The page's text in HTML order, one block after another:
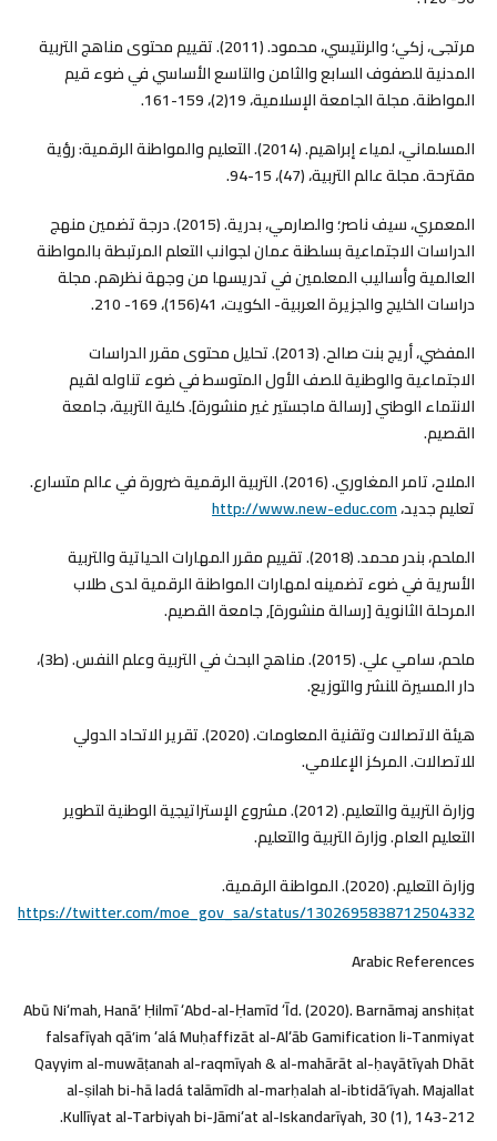
مرتجى، زكي؛ والرنتيسي، محمود. (2011). تقييم محتوى مناهج التربية
المدنية للصفوف السابع والثامن والتاسع الأساسي في ضوء قيم
المواطنة. مجلة الجامعة الإسلامية، 19(2)، 159-161.
المسلماني، لمياء إبراهيم. (2014). التعليم والمواطنة الرقمية: رؤية
مقترحة. مجلة عالم التربية، (47)، 15-94.
المعمري، سيف ناصر؛ والصارمي، بدرية. (2015). درجة تضمين منهج
الدراسات الاجتماعية بسلطنة عمان لجوانب التعلم المرتبطة بالمواطنة
العالمية وأساليب المعلمين في تدريسها من وجهة نظرهم. مجلة
دراسات الخليج والجزيرة العربية- الكويت، 41(156)، 169- 210.
المفضي، أريج بنت صالح. (2013). تحليل محتوى مقرر الدراسات
الاجتماعية والوطنية للصف الأول المتوسط في ضوء تناوله لقيم
الانتماء الوطني [رسالة ماجستير غير منشورة]. كلية التربية، جامعة
القصيم.
الملاح، تامر المغاوري. (2016). التربية الرقمية ضرورة في عالم متسارع.
تعليم جديد،http://www.new-educ.com
الملحم، بندر محمد. (2018). تقييم مقرر المهارات الحياتية والتربية
الأسرية في ضوء تضمينه لمهارات المواطنة الرقمية لدى طلاب
المرحلة الثانوية [رسالة منشورة], جامعة القصيم.
ملحم، سامي علي. (2015). مناهج البحث في التربية وعلم النفس. (ط3)،
دار المسيرة للنشر والتوزيع.
هيئة الاتصالات وتقنية المعلومات. (2020). تقرير الاتحاد الدولي
للاتصالات. المركز الإعلامي.
وزارة التربية والتعليم. (2012). مشروع الإستراتيجية الوطنية لتطوير
التعليم العام. وزارة التربية والتعليم.
وزارة التعليم. (2020). المواطنة الرقمية.
https://twitter.com/moe_gov_sa/status/1302695838712504332
Arabic References
Abū Niʻmah, Hanāʼ Ḥilmī ʻAbd-al-Ḥamīd ʻĪd. (2020). Barnāmaj anshiṭat
falsafīyah qāʼim ʻalá Muḥaffizāt al-Alʻāb Gamification li-Tanmiyat
Qayyim al-muwāṭanah al-raqmīyah & al-mahārāt al-ḥayātīyah Dhāt
al-ṣilah bi-hā ladá talāmīdh al-marḥalah al-ibtidāʼīyah. Majallat
Kullīyat al-Tarbiyah bi-Jāmiʻat al-Iskandarīyah, 30 (1), 143-212.